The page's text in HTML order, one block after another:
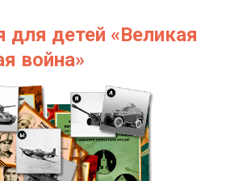
для детей «Великая
война»